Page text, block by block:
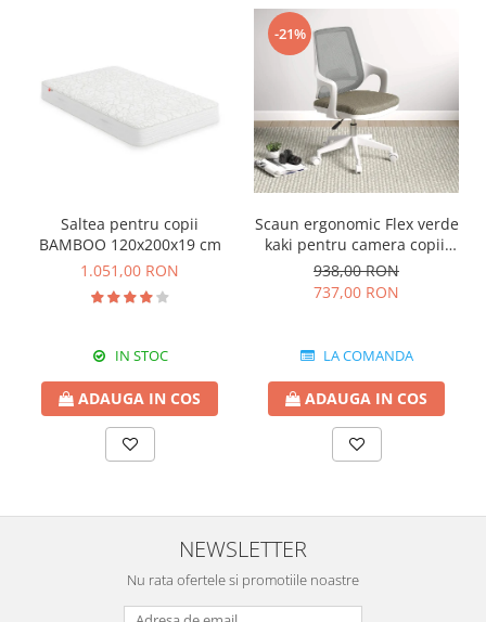
Saltea pentru copii
BAMBOO 120x200x19 cm
1.051,00 RON
IN STOC
ADAUGA IN COS
-21%
Scaun ergonomic Flex verde
kaki pentru camera copii,
cu roți și spătar ventilat
938,00 RON
737,00 RON
LA COMANDA
ADAUGA IN COS
NEWSLETTER
Nu rata ofertele si promotiile noastre